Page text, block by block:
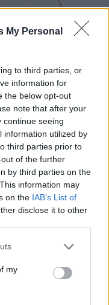
My Personal
to third parties, or
information for
the below opt-out
note that after your
continue seeing
information utilized by
third parties prior to
of the further
by third parties on the
information may
on the IAB’s List of
disclose it to other
my
eventi
palio 2024
diego tomalino
DI